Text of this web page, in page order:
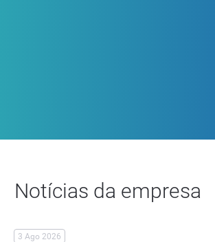
Notícias da empresa
3 Ago 2026